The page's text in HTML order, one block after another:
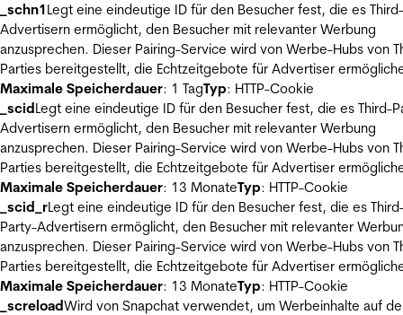
_schn1Legt eine eindeutige ID für den Besucher fest, die es
Advertisern ermöglicht, den Besucher mit relevanter Werbung
anzusprechen. Dieser Pairing-Service wird von Werbe-Hubs von
Parties bereitgestellt, die Echtzeitgebote für Advertiser
Maximale Speicherdauer: 1 TagTyp: HTTP-Cookie
_scidLegt eine eindeutige ID für den Besucher fest, die es Third-
Advertisern ermöglicht, den Besucher mit relevanter Werbung
anzusprechen. Dieser Pairing-Service wird von Werbe-Hubs von
Parties bereitgestellt, die Echtzeitgebote für Advertiser
Maximale Speicherdauer: 13 MonateTyp: HTTP-Cookie
_scid_rLegt eine eindeutige ID für den Besucher fest, die es
Party-Advertisern ermöglicht, den Besucher mit relevanter
anzusprechen. Dieser Pairing-Service wird von Werbe-Hubs von
Parties bereitgestellt, die Echtzeitgebote für Advertiser
Maximale Speicherdauer: 13 MonateTyp: HTTP-Cookie
_screloadWird von Snapchat verwendet, um Werbeinhalte auf